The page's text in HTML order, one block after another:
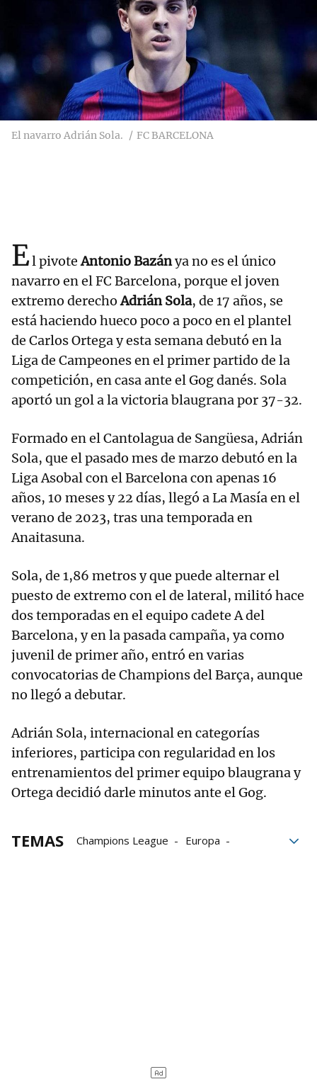
El navarro Adrián Sola. FC BARCELONA
El pivoteAntonio Bazánya no es el único
navarro en el FC Barcelona, porque el joven
extremo derechoAdrián Sola, de 17 años, se
está haciendo hueco poco a poco en el plantel
de Carlos Ortega y esta semana debutó en la
Liga de Campeones en el primer partido de la
competición, en casa ante el Gog danés. Sola
aportó un gol a la victoria blaugrana por 37-32.
Formado en el Cantolagua de Sangüesa, Adrián
Sola, que el pasado mes de marzo debutó en la
Liga Asobal con el Barcelona con apenas 16
años, 10 meses y 22 días, llegó a La Masía en el
verano de 2023, tras una temporada en
Anaitasuna.
Sola, de 1,86 metros y que puede alternar el
puesto de extremo con el de lateral, militó hace
dos temporadas en el equipo cadete A del
Barcelona, y en la pasada campaña, ya como
juvenil de primer año, entró en varias
convocatorias de Champions del Barça, aunque
no llegó a debutar.
Adrián Sola, internacional en categorías
inferiores, participa con regularidad en los
entrenamientos del primer equipo blaugrana y
Ortega decidió darle minutos ante el Gog.
TEMAS Champions League
Europa